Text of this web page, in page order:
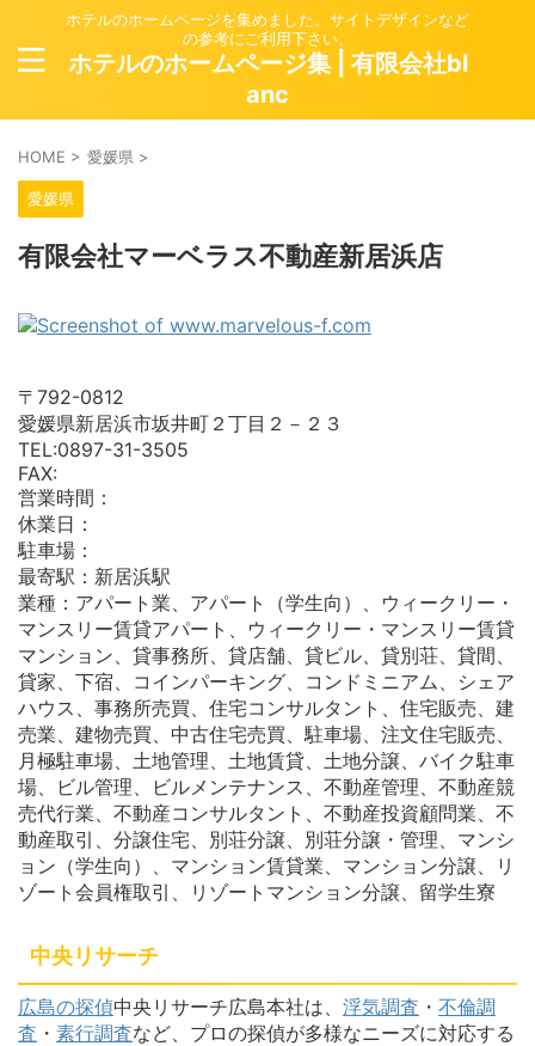
ホテルのホームページを集めました。サイトデザインなど
の参考にご利用下さい。
ホテルのホームページ集 | 有限会社bl
anc
HOME > 愛媛県 >
愛媛県
有限会社マーベラス不動産新居浜店
〒792-0812
愛媛県新居浜市坂井町２丁目２－２３
TEL:0897-31-3505
FAX:
営業時間：
休業日：
駐車場：
最寄駅：新居浜駅
業種：アパート業、アパート（学生向）、ウィークリー・
マンスリー賃貸アパート、ウィークリー・マンスリー賃貸
マンション、貸事務所、貸店舗、貸ビル、貸別荘、貸間、
貸家、下宿、コインパーキング、コンドミニアム、シェア
ハウス、事務所売買、住宅コンサルタント、住宅販売、建
売業、建物売買、中古住宅売買、駐車場、注文住宅販売、
月極駐車場、土地管理、土地賃貸、土地分譲、バイク駐車
場、ビル管理、ビルメンテナンス、不動産管理、不動産競
売代行業、不動産コンサルタント、不動産投資顧問業、不
動産取引、分譲住宅、別荘分譲、別荘分譲・管理、マンシ
ョン（学生向）、マンション賃貸業、マンション分譲、リ
ゾート会員権取引、リゾートマンション分譲、留学生寮
中央リサーチ
広島の探偵中央リサーチ広島本社は、 浮気調査 ・ 不倫調
査 ・ 素行調査など、プロの探偵が多様なニーズに対応する